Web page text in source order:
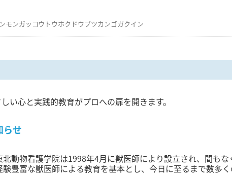
モンガッコウトウホクドウブツカンゴガクイン
い心と実践的教育がプロへの扉を開きます。
らせ
北動物看護学院は1998年4月に獣医師により設立され、間も
験豊富な獣医師による教育を基本とし、今日に至るまで数多